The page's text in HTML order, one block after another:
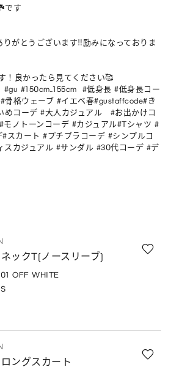
です
がとうございます‼︎励みになっておりま
！良かったら見てください🥰
#150cm_155cm  #低身長 #低身長コー
格ウェーブ #イエベ春#gustaffcode#き
めコーデ #大人カジュアル   #お出かけコ
モノトーンコーデ #カジュアル#Tシャツ #
スカート #プチプラコーデ #シンプルコ
スカジュアル #サンダル #30代コーデ #デ
ックT(ノースリーブ)
OFF WHITE
ングスカート